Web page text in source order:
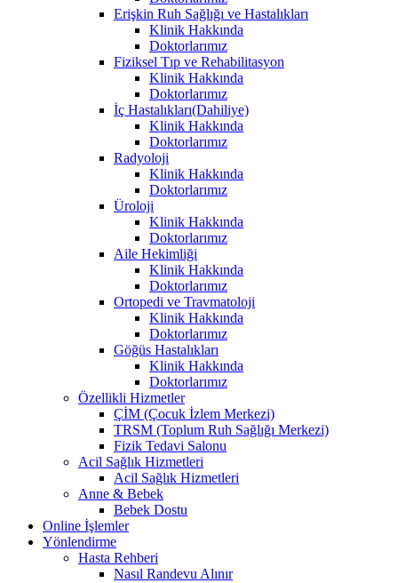
Erişkin Ruh Sağlığı ve Hastalıkları
Klinik Hakkında
Doktorlarımız
Fiziksel Tıp ve Rehabilitasyon
Klinik Hakkında
Doktorlarımız
İç Hastalıkları(Dahiliye)
Klinik Hakkında
Doktorlarımız
Radyoloji
Klinik Hakkında
Doktorlarımız
Üroloji
Klinik Hakkında
Doktorlarımız
Aile Hekimliği
Klinik Hakkında
Doktorlarımız
Ortopedi ve Travmatoloji
Klinik Hakkında
Doktorlarımız
Göğüs Hastalıkları
Klinik Hakkında
Doktorlarımız
Özellikli Hizmetler
ÇİM (Çocuk İzlem Merkezi)
TRSM (Toplum Ruh Sağlığı Merkezi)
Fizik Tedavi Salonu
Acil Sağlık Hizmetleri
Acil Sağlık Hizmetleri
Anne & Bebek
Bebek Dostu
Online İşlemler
Yönlendirme
Hasta Rehberi
Nasıl Randevu Alınır